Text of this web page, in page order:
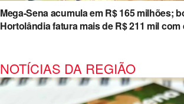
Mega-Sena acumula em R$ 165 milhões;
Hortolândia fatura mais de R$ 211 mil com
NOTÍCIAS DA REGIÃO